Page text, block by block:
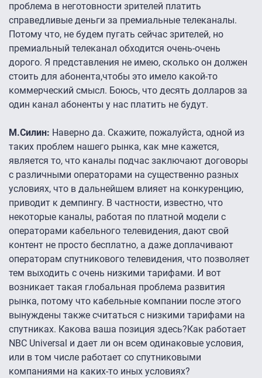
проблема в неготовности зрителей платить
справедливые деньги за премиальные телеканалы.
Потому что, не будем пугать сейчас зрителей, но
премиальный телеканал обходится очень-очень
дорого. Я представления не имею, сколько он должен
стоить для абонента,чтобы это имело какой-то
коммерческий смысл. Боюсь, что десять долларов за
один канал абоненты у нас платить не будут.
М.Силин: Наверно да. Скажите, пожалуйста, одной из
таких проблем нашего рынка, как мне кажется,
является то, что каналы подчас заключают договоры
с различными операторами на существенно разных
условиях, что в дальнейшем влияет на конкуренцию,
приводит к демпингу. В частности, известно, что
некоторые каналы, работая по платной модели с
операторами кабельного телевидения, дают свой
контент не просто бесплатно, а даже доплачивают
операторам спутникового телевидения, что позволяет
тем выходить с очень низкими тарифами. И вот
возникает такая глобальная проблема развития
рынка, потому что кабельные компании после этого
вынуждены также считаться с низкими тарифами на
спутниках. Какова ваша позиция здесь?Как работает
NBC Universal и дает ли он всем одинаковые условия,
или в том числе работает со спутниковыми
компаниями на каких-то иных условиях?